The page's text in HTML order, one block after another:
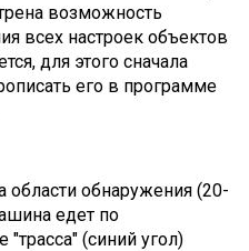
возможность
всех настроек объектов
для этого сначала
его в программе
области обнаружения (20-
едет по
(синий угол)